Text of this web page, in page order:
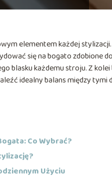
elementem każdej
się na bogato zdobione
blasku każdemu stroju. Z
idealny balans między
Co Wybrać?
Użyciu